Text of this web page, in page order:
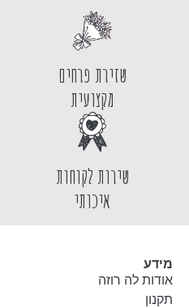
שזירת פרחים
מקצועית
שירות לקוחות
איכותי
מידע
אודות לה רוזה
תקנון